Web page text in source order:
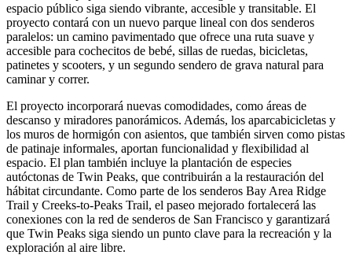
espacio público siga siendo vibrante, accesible y transitable. El
proyecto contará con un nuevo parque lineal con dos senderos
paralelos: un camino pavimentado que ofrece una ruta suave y
accesible para cochecitos de bebé, sillas de ruedas, bicicletas,
patinetes y scooters, y un segundo sendero de grava natural para
caminar y correr.
El proyecto incorporará nuevas comodidades, como áreas de
descanso y miradores panorámicos. Además, los aparcabicicletas y
los muros de hormigón con asientos, que también sirven como pistas
de patinaje informales, aportan funcionalidad y flexibilidad al
espacio. El plan también incluye la plantación de especies
autóctonas de Twin Peaks, que contribuirán a la restauración del
hábitat circundante. Como parte de los senderos Bay Area Ridge
Trail y Creeks-to-Peaks Trail, el paseo mejorado fortalecerá las
conexiones con la red de senderos de San Francisco y garantizará
que Twin Peaks siga siendo un punto clave para la recreación y la
exploración al aire libre.